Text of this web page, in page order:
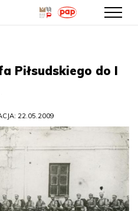
treści
Piłsudskiego do I
22.05.2009